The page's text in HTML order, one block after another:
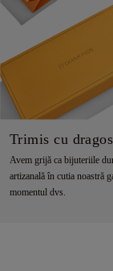
Trimis cu
Avem grijă ca bijuteriile
artizanală în cutia noastră
momentul dvs.